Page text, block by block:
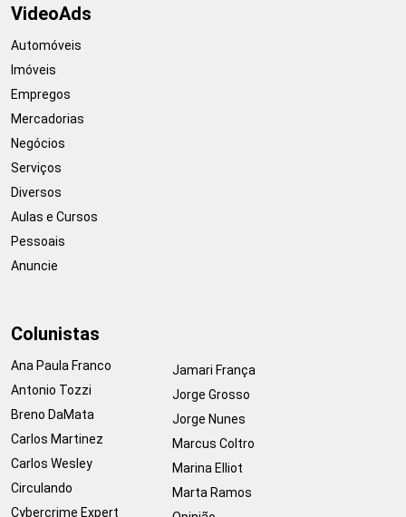
VideoAds
Automóveis
Imóveis
Empregos
Mercadorias
Negócios
Serviços
Diversos
Aulas e Cursos
Pessoais
Anuncie
Colunistas
Ana Paula Franco
Antonio Tozzi
Breno DaMata
Carlos Martinez
Carlos Wesley
Circulando
Cybercrime Expert
Jamari França
Jorge Grosso
Jorge Nunes
Marcus Coltro
Marina Elliot
Marta Ramos